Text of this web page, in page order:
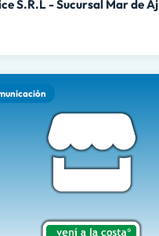
S.R.L - Sucursal Mar de Aj